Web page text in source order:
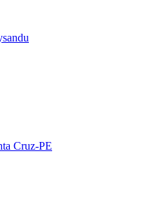
Cruz-PE